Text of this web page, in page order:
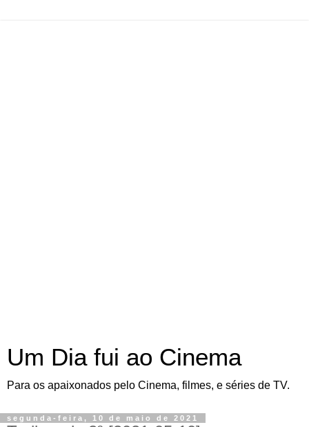
Um Dia fui ao Cinema
Para os apaixonados pelo Cinema, filmes, e séries de TV.
segunda-feira, 10 de maio de 2021